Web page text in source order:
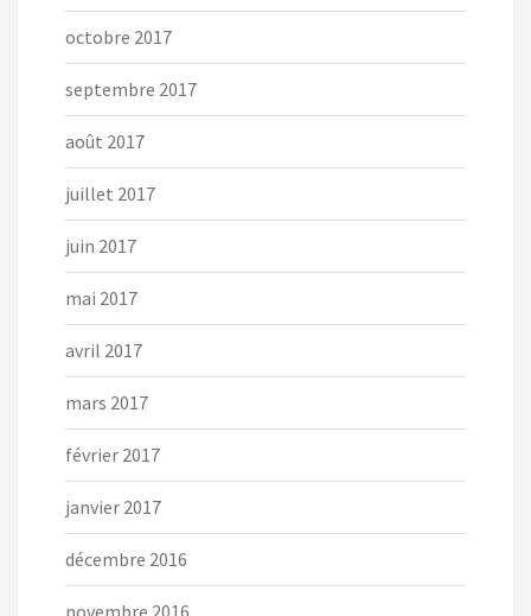
octobre 2017
septembre 2017
août 2017
juillet 2017
juin 2017
mai 2017
avril 2017
mars 2017
février 2017
janvier 2017
décembre 2016